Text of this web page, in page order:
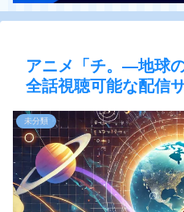
アニメ「チ。―地球
全話視聴可能な配信
未分類